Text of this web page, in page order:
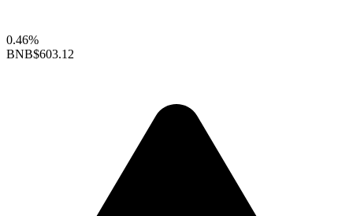
0.46%
BNB$603.12